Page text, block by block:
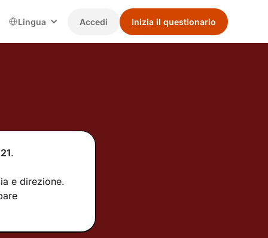
Lingua Accedi Inizia il questionario
.
e direzione.